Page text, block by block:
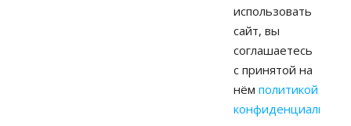
использовать
сайт, вы
соглашаетесь
с принятой на
нём политикой